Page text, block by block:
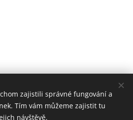
galerie:
Webnode Cookies
zajistili správné fungování a
Tím vám můžeme zajistit tu
návštěvě.